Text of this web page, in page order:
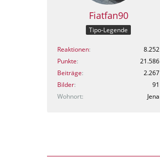
Fiatfan90
Tipo-Legende
Reaktionen
8.252
Punkte
21.586
Beiträge
2.267
Bilder
91
Wohnort
Jena